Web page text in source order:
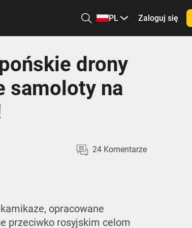
PL Zaloguj się
drony
samoloty na
24Komentarze
opracowane
przeciwko rosyjskim celom